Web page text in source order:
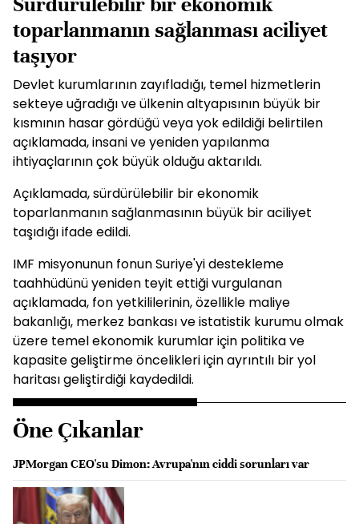
toparlanmanın sağlanması aciliyet
taşıyor
Devlet kurumlarının zayıfladığı, temel hizmetlerin
sekteye uğradığı ve ülkenin altyapısının büyük bir
kısmının hasar gördüğü veya yok edildiği belirtilen
açıklamada, insani ve yeniden yapılanma
ihtiyaçlarının çok büyük olduğu aktarıldı.
Açıklamada, sürdürülebilir bir ekonomik
toparlanmanın sağlanmasının büyük bir aciliyet
taşıdığı ifade edildi.
IMF misyonunun fonun Suriye'yi destekleme
taahhüdünü yeniden teyit ettiği vurgulanan
açıklamada, fon yetkililerinin, özellikle maliye
bakanlığı, merkez bankası ve istatistik kurumu olmak
üzere temel ekonomik kurumlar için politika ve
kapasite geliştirme öncelikleri için ayrıntılı bir yol
haritası geliştirdiği kaydedildi.
Öne Çıkanlar
JPMorgan CEO'su Dimon: Avrupa'nın ciddi sorunları var